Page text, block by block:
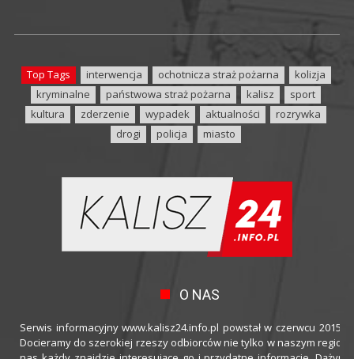
Top Tags interwencja ochotnicza straż pożarna
kolizja
kryminalne
państwowa straż pożarna kalisz
sport
kultura
zderzenie wypadek aktualności
rozrywka
drogi
policja miasto
O NAS
Serwis informacyjny www.kalisz24.info.pl powstał w czerwcu 2015
Docieramy do szerokiej rzeszy odbiorców nie tylko w naszym